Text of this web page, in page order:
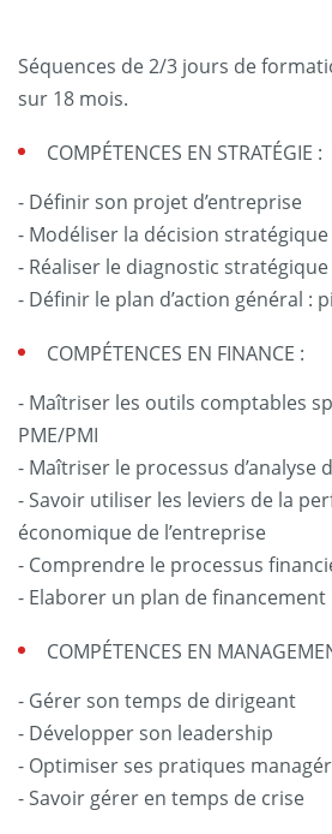
Séquences de 2/3 jours de
sur 18 mois.
COMPÉTENCES EN STRATÉGIE :
- Définir son projet d’entreprise
- Modéliser la décision stratégique
- Réaliser le diagnostic
- Définir le plan d’action général :
COMPÉTENCES EN FINANCE :
- Maîtriser les outils comptables
PME/PMI
- Maîtriser le processus d’analyse
- Savoir utiliser les leviers de la
économique de l’entreprise
- Comprendre le processus
- Elaborer un plan de financement
COMPÉTENCES EN
- Gérer son temps de dirigeant
- Développer son leadership
- Optimiser ses pratiques
- Savoir gérer en temps de crise